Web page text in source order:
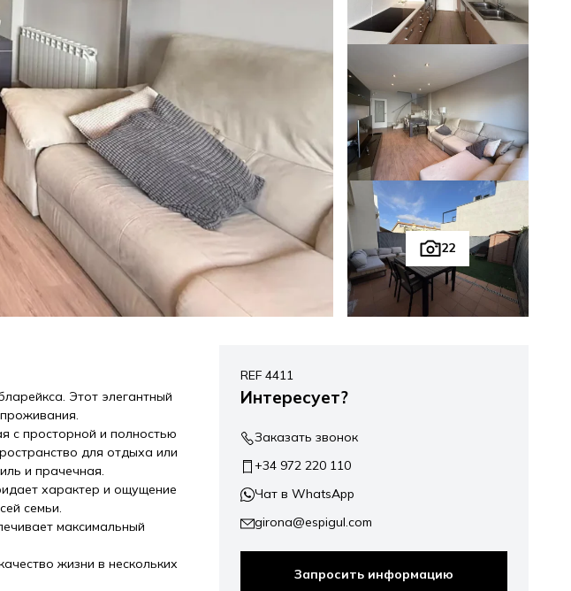
22
Этот элегантный
с просторной и полностью
для отдыха или
и прачечная.
характер и ощущение
семьи.
максимальный
жизни в нескольких
REF 4411
Интересует?
Заказать звонок
+34 972 220 110
Чат в WhatsApp
girona@espigul.com
Запросить информацию